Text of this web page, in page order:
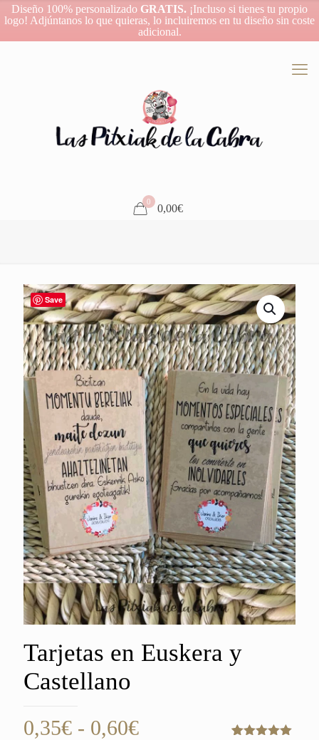
Diseño 100% personalizado GRATIS. ¡Incluso si tienes tu propio
logo! Adjúntanos lo que quieras, lo incluiremos en tu diseño sin coste
adicional.
0
0,00€
Save
Tarjetas en Euskera y
Castellano
0,35€ - 0,60€Rango